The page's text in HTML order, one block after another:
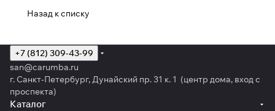
Назад к списку
+7 (812) 309-43-99
san@carumba.ru
г. Санкт-Петербург, Дунайский пр. 31 к. 1 (центр дома, вход с
проспекта)
Каталог